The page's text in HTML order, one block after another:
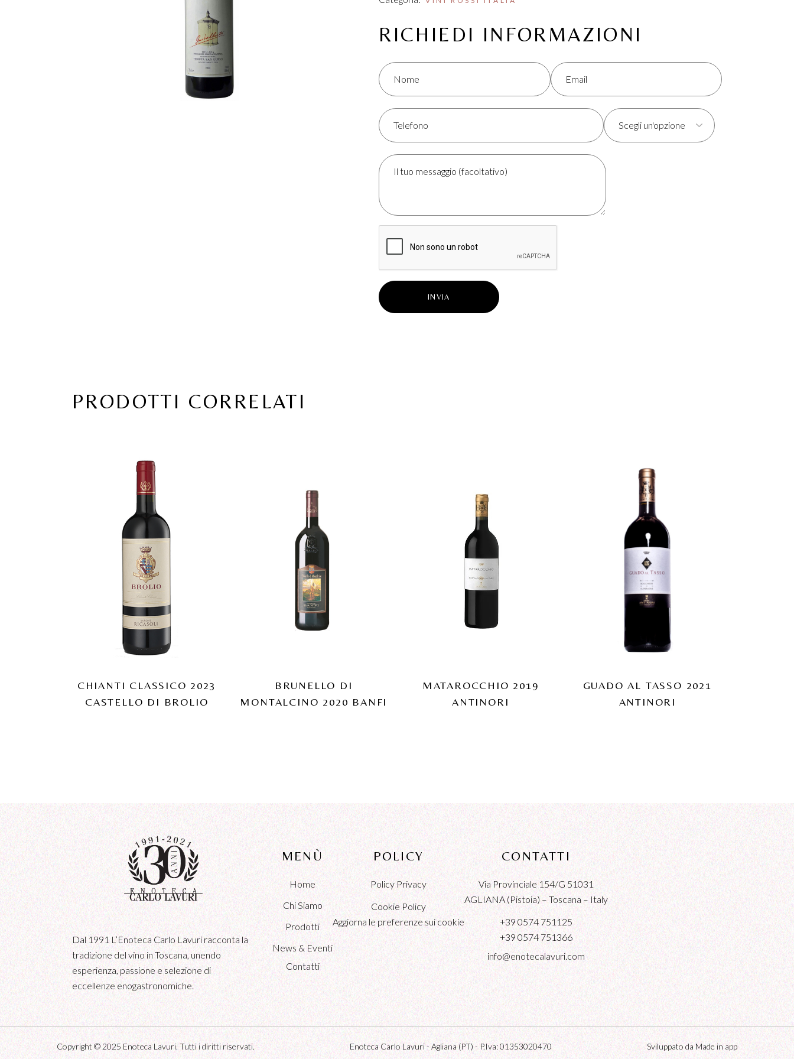
RICHIEDI INFORMAZIONI
INVIA
PRODOTTI CORRELATI
CHIANTI CLASSICO 2023
CASTELLO DI BROLIO
BRUNELLO DI
MONTALCINO 2020 BANFI
MATAROCCHIO 2019
ANTINORI
GUADO AL TASSO 2021
ANTINORI
Dal 1991 L’Enoteca Carlo Lavuri racconta la
tradizione del vino in Toscana, unendo
esperienza, passione e selezione di
eccellenze enogastronomiche.
MENÙ
Home
Chi Siamo
Prodotti
News & Eventi
Contatti
POLICY
Policy Privacy
Cookie Policy
Aggiorna le preferenze sui cookie
CONTATTI
Via Provinciale 154/G 51031
AGLIANA (Pistoia) – Toscana – Italy
+39 0574 751125
+39 0574 751366
info@enotecalavuri.com
Copyright © 2025 Enoteca Lavuri.Tutti i diritti riservati. Enoteca Carlo Lavuri - Agliana (PT) - P.Iva: 01353020470 Sviluppato da Made in app